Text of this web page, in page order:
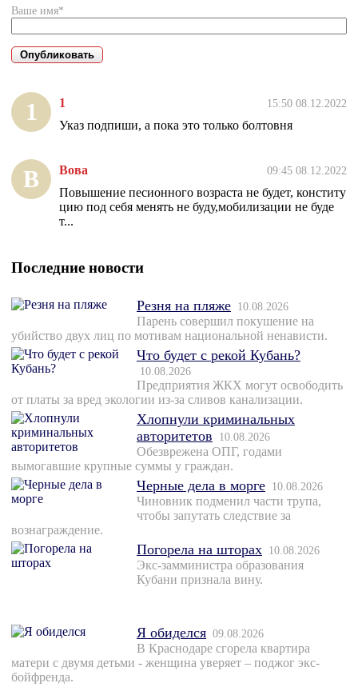
Ваше имя*
1 1 15:50 08.12.2022
Указ подпиши, а пока это только болтовня
В Вова 09:45 08.12.2022
Повышение песионного возраста не будет, конститу
цию под себя менять не буду,мобилизации не буде
т...
Последние новости
Резня на пляже 10.08.2026
Парень совершил покушение на
убийство двух лиц по мотивам национальной ненависти.
Что будет с рекой Кубань?
10.08.2026
Предприятия ЖКХ могут освободить
от платы за вред экологии из-за сливов канализации.
Хлопнули криминальных
авторитетов
10.08.2026
Обезврежена ОПГ, годами
вымогавшие крупные суммы у граждан.
Черные дела в морге 10.08.2026
Чиновник подменил части трупа,
чтобы запутать следствие за
вознаграждение.
Погорела на шторах 10.08.2026
Экс-замминистра образования
Кубани признала вину.
Я обиделся 09.08.2026
В Краснодаре сгорела квартира
матери с двумя детьми - женщина уверяет – поджог экс-
бойфренда.